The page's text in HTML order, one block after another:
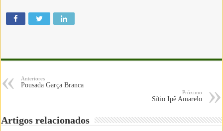
Anteriores
Pousada Garça Branca
Próximo
Sítio Ipê Amarelo
Artigos relacionados